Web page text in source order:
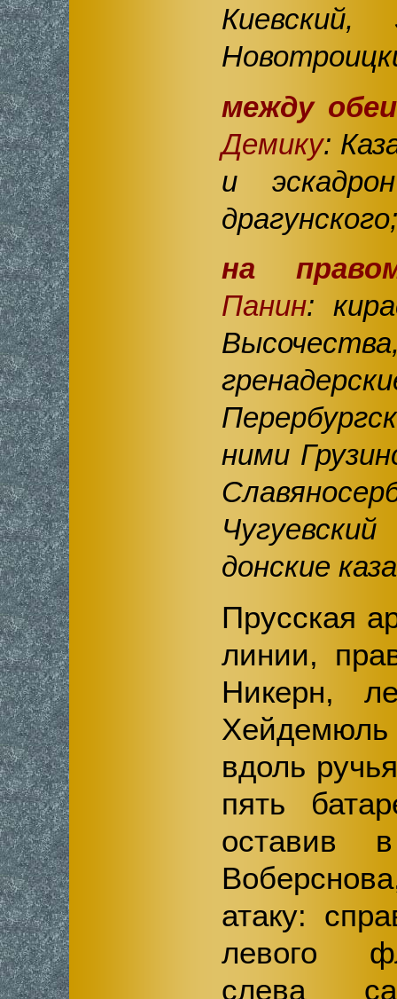
Киевский,
между
Демику:
и
драгунского;
на
Панин:
ними
донские
Прусская
линии,
Никерн,
вдоль
пять
оставив
атаку:
левого
слева